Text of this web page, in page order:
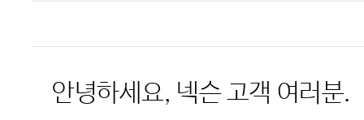
안녕하세요, 넥슨고객 여러분.